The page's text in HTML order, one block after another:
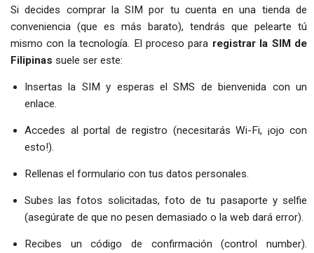
Si decides comprar la SIM por tu cuenta en una tienda de
conveniencia (que es más barato), tendrás que pelearte tú
mismo con la tecnología. El proceso para registrar la SIM de
Filipinas suele ser este:
Insertas la SIM y esperas el SMS de bienvenida con un
enlace.
Accedes al portal de registro (necesitarás Wi-Fi, ¡ojo con
esto!).
Rellenas el formulario con tus datos personales.
Subes las fotos solicitadas, foto de tu pasaporte y selfie
(asegúrate de que no pesen demasiado o la web dará error).
Recibes un código de confirmación (control number).